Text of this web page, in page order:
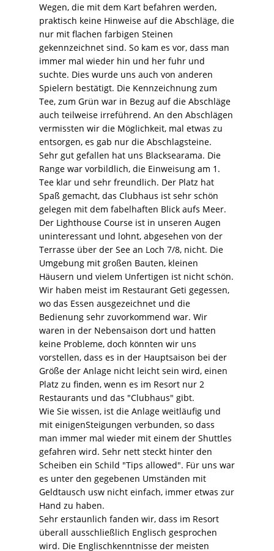
Wegen, die mit dem Kart befahren werden,
praktisch keine Hinweise auf die Abschläge, die
nur mit flachen farbigen Steinen
gekennzeichnet sind. So kam es vor, dass man
immer mal wieder hin und her fuhr und
suchte. Dies wurde uns auch von anderen
Spielern bestätigt. Die Kennzeichnung zum
Tee, zum Grün war in Bezug auf die Abschläge
auch teilweise irreführend. An den Abschlägen
vermissten wir die Möglichkeit, mal etwas zu
entsorgen, es gab nur die Abschlagsteine.
Sehr gut gefallen hat uns Blacksearama. Die
Range war vorbildlich, die Einweisung am 1.
Tee klar und sehr freundlich. Der Platz hat
Spaß gemacht, das Clubhaus ist sehr schön
gelegen mit dem fabelhaften Blick aufs Meer.
Der Lighthouse Course ist in unseren Augen
uninteressant und lohnt, abgesehen von der
Terrasse über der See an Loch 7/8, nicht. Die
Umgebung mit großen Bauten, kleinen
Häusern und vielem Unfertigen ist nicht schön.
Wir haben meist im Restaurant Geti gegessen,
wo das Essen ausgezeichnet und die
Bedienung sehr zuvorkommend war. Wir
waren in der Nebensaison dort und hatten
keine Probleme, doch könnten wir uns
vorstellen, dass es in der Hauptsaison bei der
Größe der Anlage nicht leicht sein wird, einen
Platz zu finden, wenn es im Resort nur 2
Restaurants und das "Clubhaus" gibt.
Wie Sie wissen, ist die Anlage weitläufig und
mit einigenSteigungen verbunden, so dass
man immer mal wieder mit einem der Shuttles
gefahren wird. Sehr nett steckt hinter den
Scheiben ein Schild "Tips allowed". Für uns war
es unter den gegebenen Umständen mit
Geldtausch usw nicht einfach, immer etwas zur
Hand zu haben.
Sehr erstaunlich fanden wir, dass im Resort
überall ausschließlich Englisch gesprochen
wird. Die Englischkenntnisse der meisten